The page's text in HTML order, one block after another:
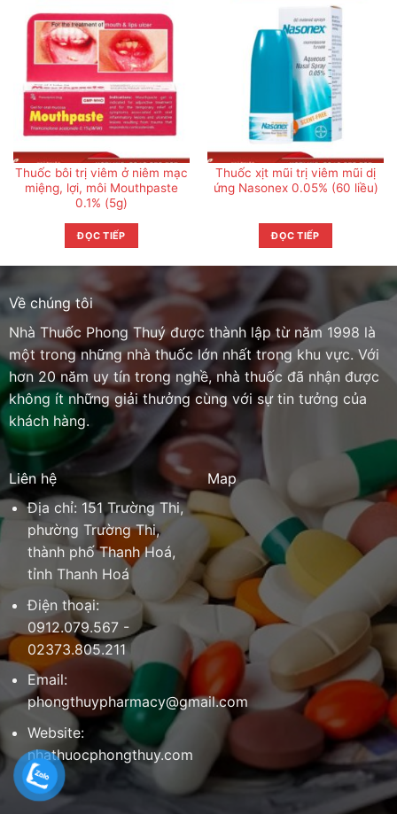
Thuốc bôi trị viêm ở niêm mạc
miệng, lợi, môi Mouthpaste
0.1% (5g)
ĐỌC TIẾP
Thuốc xịt mũi trị viêm mũi dị
ứng Nasonex 0.05% (60 liều)
ĐỌC TIẾP
Về chúng tôi
Nhà Thuốc Phong Thuý được thành lập từ năm 1998 là
một trong những nhà thuốc lớn nhất trong khu vực. Với
hơn 20 năm uy tín trong nghề, nhà thuốc đã nhận được
không ít những giải thưởng cùng với sự tin tưởng của
khách hàng.
Liên hệ
Địa chỉ: 151 Trường Thi,
phường Trường Thi,
thành phố Thanh Hoá,
tỉnh Thanh Hoá
Điện thoại:
0912.079.567 -
02373.805.211
Email:
phongthuypharmacy@gmail.com
Website:
nhathuocphongthuy.com
Map